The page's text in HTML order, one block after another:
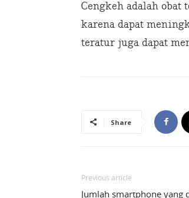
Cengkeh adalah obat
karena dapat
teratur juga dapat
Share
Previous article
Jumlah smartphone yang